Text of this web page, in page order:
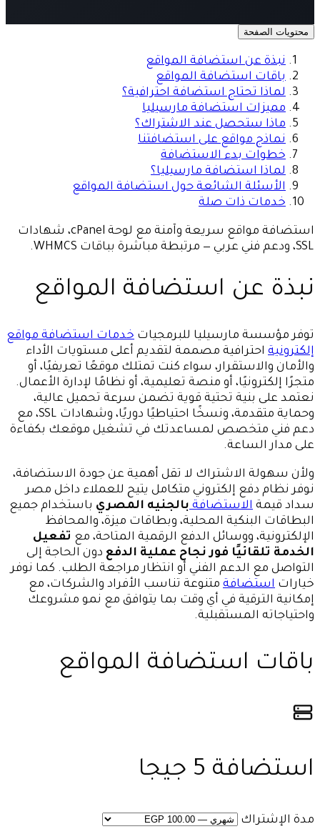
محتويات الصفحة
نبذة عن استضافة المواقع
باقات استضافة المواقع
لماذا تحتاج استضافة احترافية؟
مميزات استضافة مارسيليا
ماذا ستحصل عند الاشتراك؟
نماذج مواقع على استضافتنا
خطوات بدء الاستضافة
لماذا استضافة مارسيليا؟
الأسئلة الشائعة حول استضافة المواقع
خدمات ذات صلة
استضافة مواقع سريعة وآمنة مع لوحة cPanel، شهادات
SSL، ودعم فني عربي — مرتبطة مباشرة بباقات WHMCS.
نبذة عن استضافة المواقع
توفر مؤسسة مارسيليا للبرمجيات خدمات استضافة مواقع
إلكترونية احترافية مصممة لتقديم أعلى مستويات الأداء
والأمان والاستقرار، سواء كنت تمتلك موقعًا تعريفيًا، أو
متجرًا إلكترونيًا، أو منصة تعليمية، أو نظامًا لإدارة الأعمال.
نعتمد على بنية تحتية قوية تضمن سرعة تحميل عالية،
وحماية متقدمة، ونسخًا احتياطيًا دوريًا، وشهادات SSL، مع
دعم فني متخصص لمساعدتك في تشغيل موقعك بكفاءة
على مدار الساعة.
ولأن سهولة الاشتراك لا تقل أهمية عن جودة الاستضافة،
نوفر نظام دفع إلكتروني متكامل يتيح للعملاء داخل مصر
سداد قيمة الاستضافةبالجنيه المصري باستخدام جميع
البطاقات البنكية المحلية، وبطاقات ميزة، والمحافظ
الإلكترونية، ووسائل الدفع الرقمية المتاحة، مع تفعيل
الخدمة تلقائيًا فور نجاح عملية الدفع دون الحاجة إلى
التواصل مع الدعم الفني أو انتظار مراجعة الطلب. كما نوفر
خيارات استضافة متنوعة تناسب الأفراد والشركات، مع
إمكانية الترقية في أي وقت بما يتوافق مع نمو مشروعك
واحتياجاته المستقبلية.
باقات استضافة المواقع
استضافة 5 جيجا
مدة الإشتراك